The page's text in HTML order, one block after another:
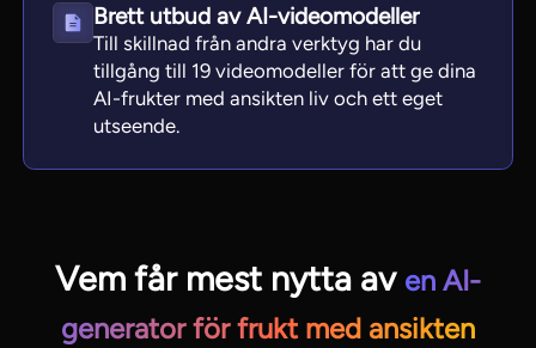
Brett utbud av AI-videomodeller
Till skillnad från andra verktyg har du
tillgång till 19 videomodeller för att ge dina
AI-frukter med ansikten liv och ett eget
utseende.
Vem får mest nytta av en AI-
generator för frukt med ansikten